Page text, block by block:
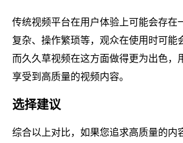
传统视频平台在用户体验上可能会存在
复杂、操作繁琐等，观众在使用时可能
而久久草视频在这方面做得更为出色，
享受到高质量的视频内容。
选择建议
综合以上对比，如果您追求高质量的内